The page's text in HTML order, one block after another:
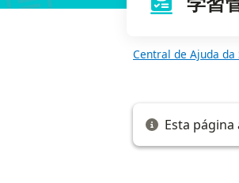
Central de Ajuda da
Esta